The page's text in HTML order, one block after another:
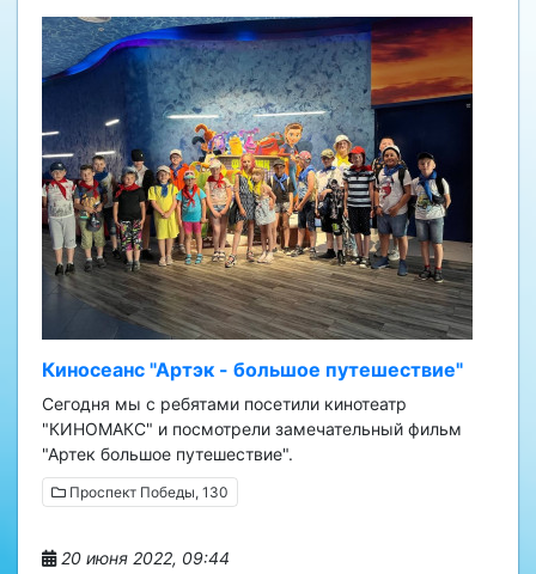
Киносеанс "Артэк - большое путешествие"
Сегодня мы с ребятами посетили кинотеатр
"КИНОМАКС" и посмотрели замечательный фильм
"Артек большое путешествие".
Проспект Победы, 130
20 июня 2022, 09:44